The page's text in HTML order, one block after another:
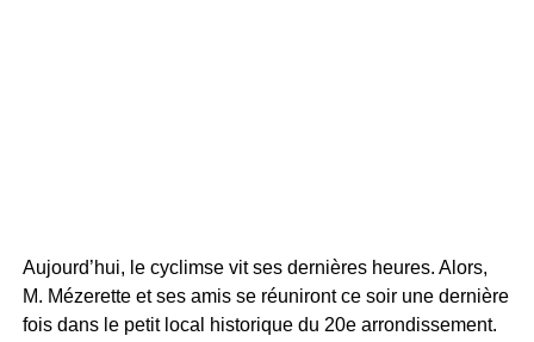
Aujourd’hui, le cyclimse vit ses dernières heures. Alors,
M. Mézerette et ses amis se réuniront ce soir une dernière
fois dans le petit local historique du 20e arrondissement.